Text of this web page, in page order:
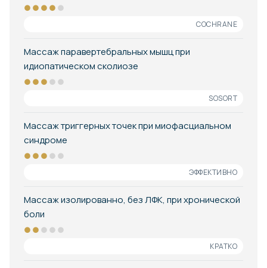
●●●● ●
COCHRANE
Массаж паравертебральных мышц при
идиопатическом сколиозе
●●● ●●
SOSORT
Массаж триггерных точек при миофасциальном
синдроме
●●● ●●
ЭФФЕКТИВНО
Массаж изолированно, без ЛФК, при хронической
боли
●● ●●●
КРАТКО